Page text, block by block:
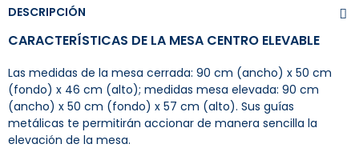
DESCRIPCIÓN
CARACTERÍSTICAS DE LA MESA CENTRO ELEVABLE
Las medidas de la mesa cerrada: 90 cm (ancho) x 50 cm
(fondo) x 46 cm (alto); medidas mesa elevada: 90 cm
(ancho) x 50 cm (fondo) x 57 cm (alto). Sus guías
metálicas te permitirán accionar de manera sencilla la
elevación de la mesa.